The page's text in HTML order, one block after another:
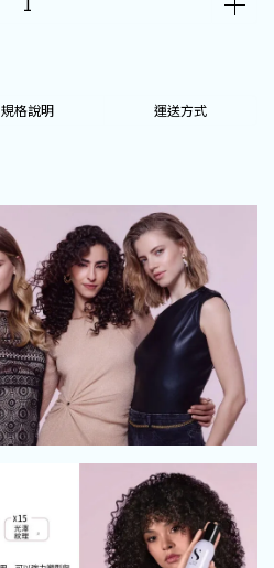
規格說明 運送方式